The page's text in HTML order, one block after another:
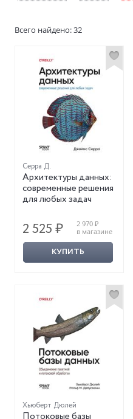
Всего найдено: 32
Серра Д.
Архитектуры данных:
современные решения
для любых задач
2 525 ₽
2 970 ₽
в магазине
КУПИТЬ
Хьюберт Дюлей